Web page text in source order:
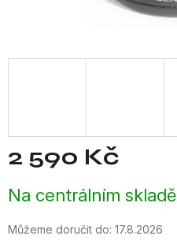
2 590 Kč
cena:
Na centrálním skladě
Můžeme doručit do: 17.8.2026